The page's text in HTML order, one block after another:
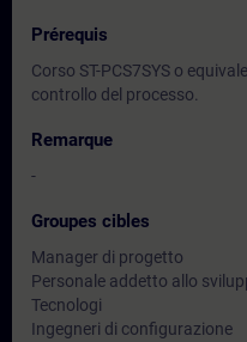
Prérequis
Corso ST-PCS7SYS o
controllo del processo.
Remarque
-
Groupes cibles
Manager di progetto
Personale addetto allo
Tecnologi
Ingegneri di configurazione